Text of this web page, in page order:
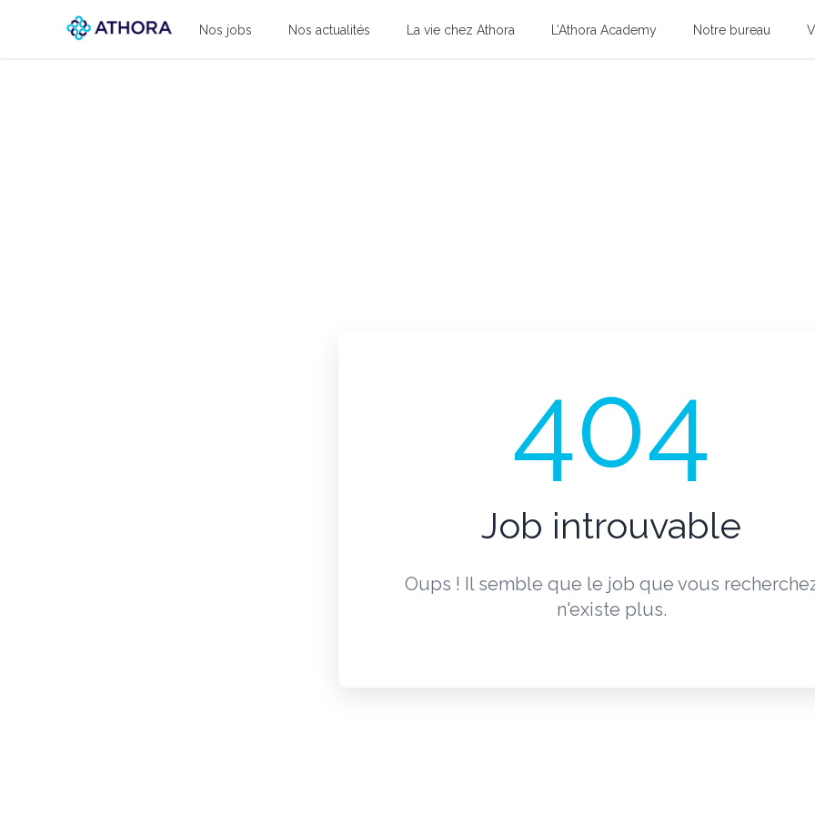
Athora Nos jobs Nos actualités La vie chez Athora L’Athora Academy Notre bureau
404
Job introuvable
Oups ! Il semble que le job que vous
n'existe plus.